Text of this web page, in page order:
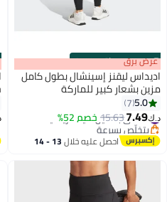
00m:00s
·باقي 100% عرض برق
اديداس ليقنز إسينشال بطول كامل
مزين بشعار كبير للماركة
5.0
7
د.ك‏7.49
15.63خصم 52% #1 في بناطيل ضيقة رياضية
بتخلّص بسرعة
#1 في بناطيل ضيقة رياضية احصل عليه خلال 13 - 14